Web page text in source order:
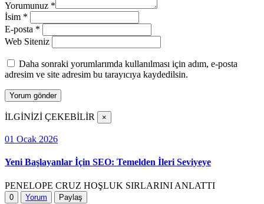
Yorumunuz *
İsim *
E-posta *
Web Siteniz
Daha sonraki yorumlarımda kullanılması için adım, e-posta
adresim ve site adresim bu tarayıcıya kaydedilsin.
İLGİNİZİ ÇEKEBİLİR ×
01 Ocak 2026
Yeni Başlayanlar İçin SEO: Temelden İleri Seviyeye
PENELOPE CRUZ HOŞLUK SIRLARINI ANLATTI
0 Yorum Paylaş